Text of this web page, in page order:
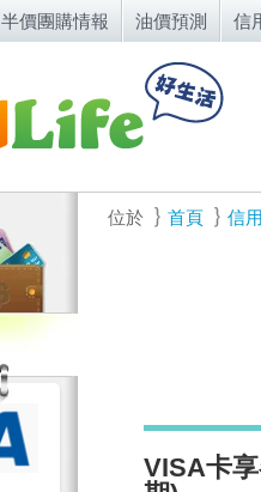
半價團購情報 油價預測 信
位於 首頁 信
VISA卡